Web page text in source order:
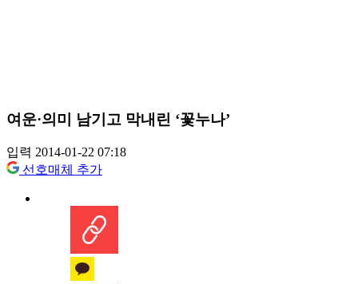
여운·의미 남기고 막내린 ‘꽃누나’
입력 2014-01-22 07:18
선호매체 추가